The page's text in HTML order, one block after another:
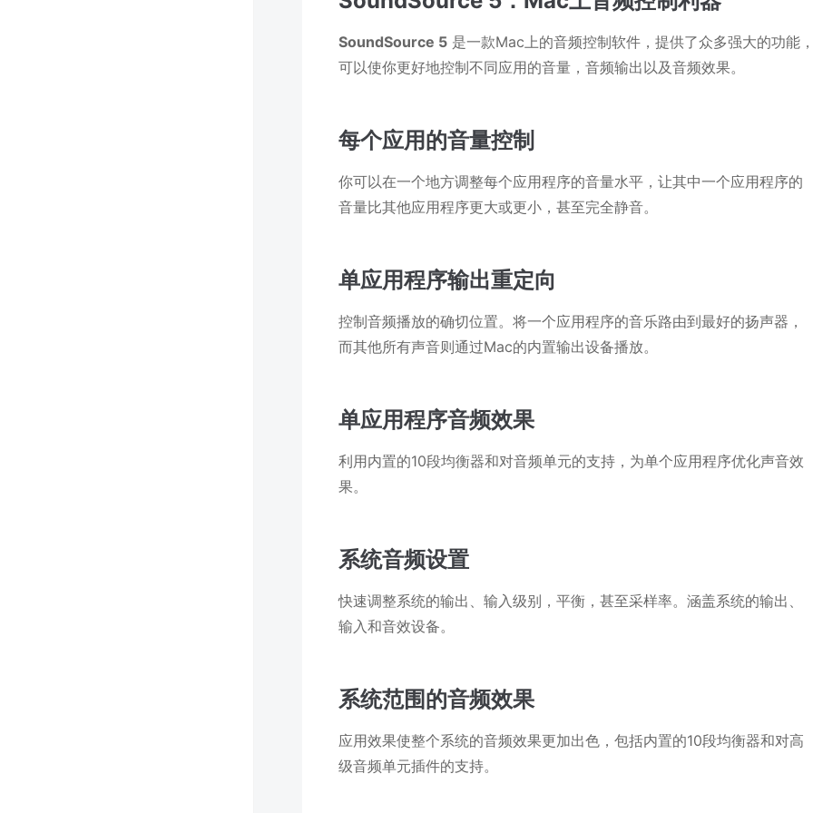
SoundSource 5 是一款Mac上的音频控制软件，提供了众多强大的功能
可以使你更好地控制不同应用的音量，音频输出以及音频效果。
每个应用的音量控制
你可以在一个地方调整每个应用程序的音量水平，让其中一个应用程序的
音量比其他应用程序更大或更小，甚至完全静音。
单应用程序输出重定向
控制音频播放的确切位置。将一个应用程序的音乐路由到最好的扬声器，
而其他所有声音则通过Mac的内置输出设备播放。
单应用程序音频效果
利用内置的10段均衡器和对音频单元的支持，为单个应用程序优化声音效
果。
系统音频设置
快速调整系统的输出、输入级别，平衡，甚至采样率。涵盖系统的输出、
输入和音效设备。
系统范围的音频效果
应用效果使整个系统的音频效果更加出色，包括内置的10段均衡器和对高
级音频单元插件的支持。